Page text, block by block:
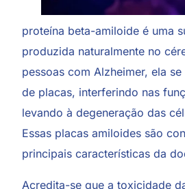
proteína beta-amiloide é uma
produzida naturalmente no
pessoas com Alzheimer, ela
de placas, interferindo nas
levando à degeneração das
Essas placas amiloides são
principais características da
Acredita-se que a toxicidade